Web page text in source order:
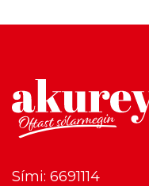
Sími: 6691114